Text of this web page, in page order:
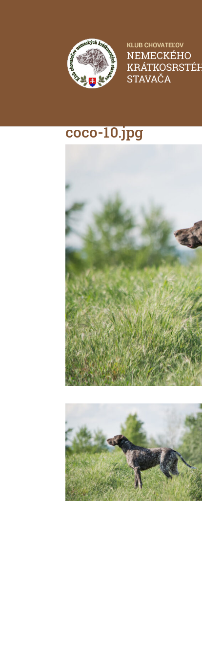
coco-10.jpg